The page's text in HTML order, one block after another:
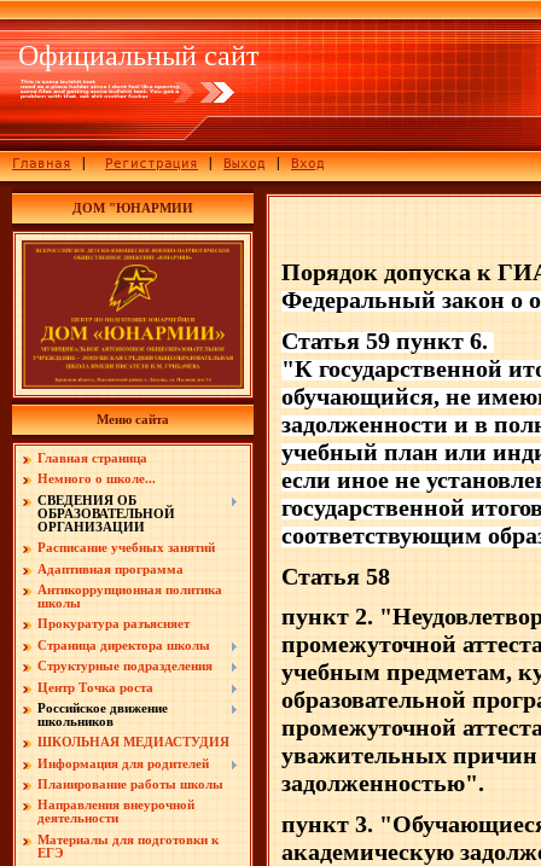
Официальный сайт
Главная |Регистрация|Выход|Вход
ДОМ "ЮНАРМИИ
Меню сайта
Главная страница
Немного о школе...
СВЕДЕНИЯ ОБ
ОБРАЗОВАТЕЛЬНОЙ
ОРГАНИЗАЦИИ
Расписание учебных занятий
Адаптивная программа
Антикоррупционная политика
школы
Прокуратура разъясняет
Страница директора школы
Структурные подразделения
Центр Точка роста
Российское движение
школьников
ШКОЛЬНАЯ МЕДИАСТУДИЯ
Информация для родителей
Планирование работы школы
Направления внеурочной
деятельности
Материалы для подготовки к
ЕГЭ
Порядок допуска к
Федеральный закон о
Статья 59 пункт 6.
"К государственной
обучающийся, не
задолженности и в
учебный план или
если иное не
государственной
соответствующим
Статья 58
пункт 2.
промежуточной
учебным предметам,
образовательной
промежуточной
уважительных причин
задолженностью".
пункт 3.
академическую